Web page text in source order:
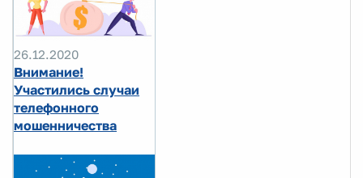
26.12.2020
Внимание!
Участились случаи
телефонного
мошенничества